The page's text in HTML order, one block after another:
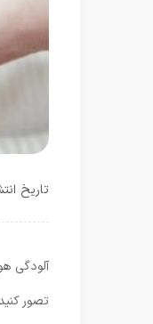
تاریخ انتشار : ۱
آلودگی
تصور